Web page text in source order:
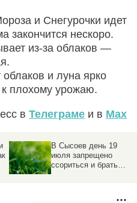
и Снегурочки идет
закончится нескоро.
из-за облаков —
и луна ярко
плохому урожаю.
в Телеграме и в Max
В Сысоев день 19
июля запрещено
ссориться и брать